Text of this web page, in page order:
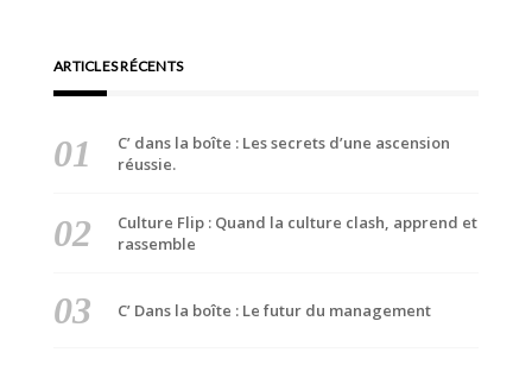
ARTICLES RÉCENTS
C’ dans la boîte : Les secrets d’une ascension
réussie.
Culture Flip : Quand la culture clash, apprend et
rassemble
C’ Dans la boîte : Le futur du management